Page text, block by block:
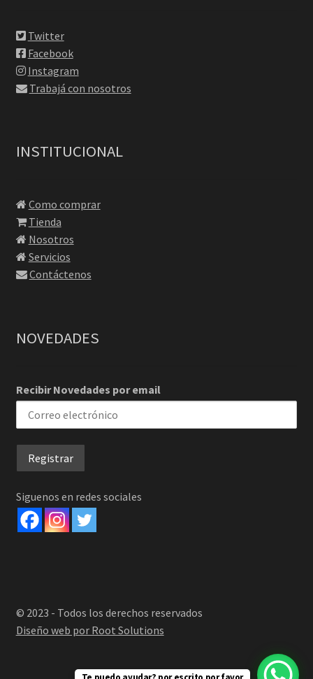
Twitter
Facebook
Instagram
Trabajá con nosotros
INSTITUCIONAL
Como comprar
Tienda
Nosotros
Servicios
Contáctenos
NOVEDADES
Recibir Novedades por email
Siguenos en redes sociales
© 2023 - Todos los derechos reservados
Diseño web por Root Solutions